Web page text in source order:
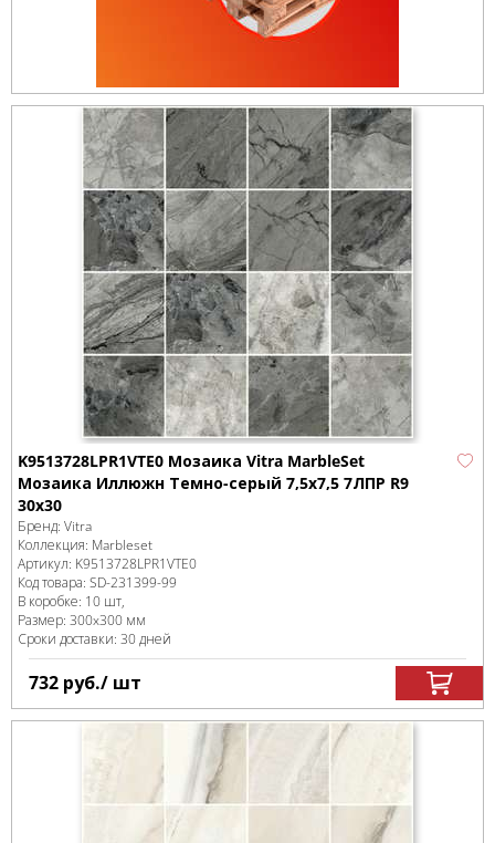
K9513728LPR1VTE0 Мозаика Vitra MarbleSet
Мозаика Иллюжн Темно-серый 7,5х7,5 7ЛПР R9
30х30
Бренд: Vitra
Коллекция: Marbleset
Артикул: K9513728LPR1VTE0
Код товара: SD-231399-99
В коробке: 10 шт,
Размер: 300x300 мм
Сроки доставки: 30 дней
732 руб./ шт